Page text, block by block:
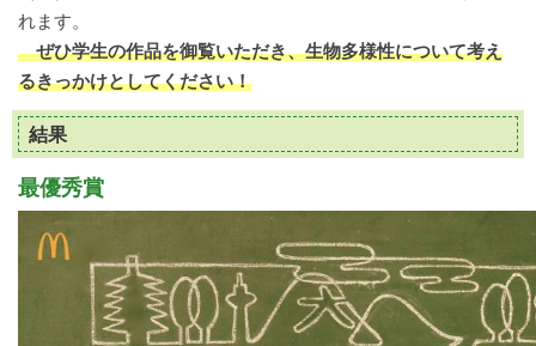
れます。
ぜひ学生の作品を御覧いただき、生物多様性について考え
るきっかけとしてください！
結果
最優秀賞